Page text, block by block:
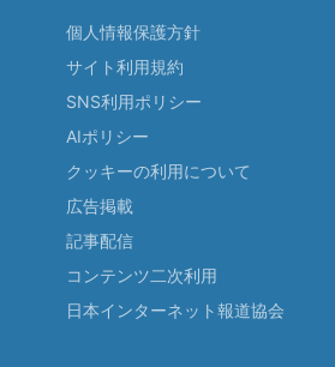
個人情報保護方針
サイト利用規約
SNS利用ポリシー
AIポリシー
クッキーの利用について
広告掲載
記事配信
コンテンツ二次利用
日本インターネット報道協会